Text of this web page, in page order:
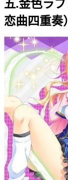
五.金色ラ
恋曲四重奏）